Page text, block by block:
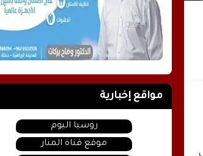
مواقع إخبارية
روسيا اليوم
موقع قناة المنار